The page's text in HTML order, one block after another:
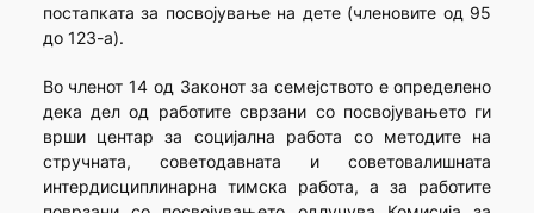
постапката за посвојување на дете (членовите од 95
до 123-а).
Во членот 14 од Законот за семејството е определено
дека дел од работите сврзани со посвојувањето ги
врши центар за социјална работа со методите на
стручната, советодавната и советовалишната
интердисциплинарна тимска работа, а за работите